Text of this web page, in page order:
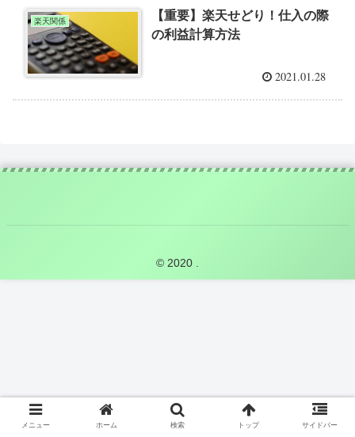
楽天関係
【重要】楽天せどり！仕入の際
の利益計算方法
2021.01.28
© 2020 .
メニュー ホーム 検索 トップ サイドバー